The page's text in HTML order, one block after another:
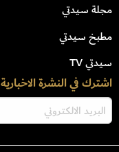
مجلة سيدتي
مطبخ سيدتي
سيدتي TV
اشترك في النشرة الاخبارية